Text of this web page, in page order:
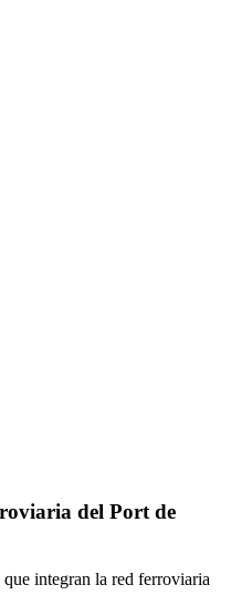
del Port de
integran la red ferroviaria